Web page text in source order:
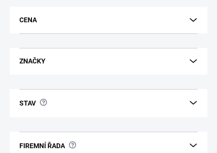
CENA
ZNAČKY
STAV ?
FIREMNÍ ŘADA ?